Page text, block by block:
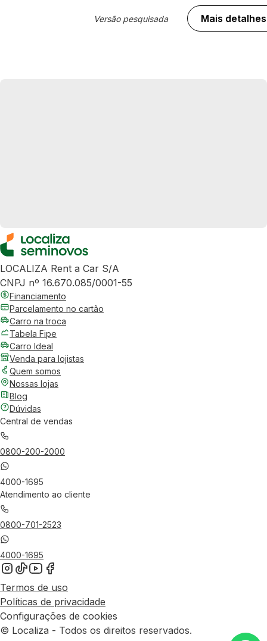
Versão pesquisada Mais detalhes
LOCALIZA Rent a Car S/A
CNPJ nº 16.670.085/0001-55
Financiamento
Parcelamento no cartão
Carro na troca
Tabela Fipe
Carro Ideal
Venda para lojistas
Quem somos
Nossas lojas
Blog
Dúvidas
Central de vendas
0800-200-2000
4000-1695
Atendimento ao cliente
0800-701-2523
4000-1695
Termos de uso
Políticas de privacidade
Configurações de cookies
© Localiza - Todos os direitos reservados.